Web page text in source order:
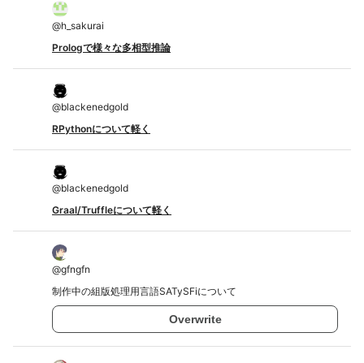
@h_sakurai
Prologで様々な多相型推論
@blackenedgold
RPythonについて軽く
@blackenedgold
Graal/Truffleについて軽く
@gfngfn
制作中の組版処理用言語SATySFiについて
Overwrite